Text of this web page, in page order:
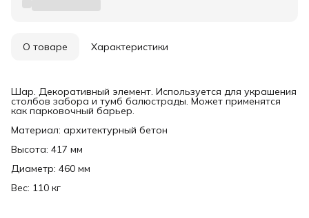
О товаре Характеристики
Шар. Декоративный элемент. Используется для украшения
столбов забора и тумб балюстрады. Может применятся
как парковочный барьер.
Материал: архитектурный бетон
Высота: 417 мм
Диаметр: 460 мм
Вес: 110 кг